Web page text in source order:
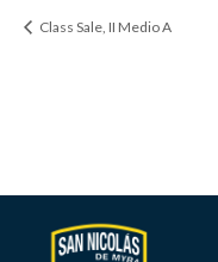
Class Sale, II Medio A